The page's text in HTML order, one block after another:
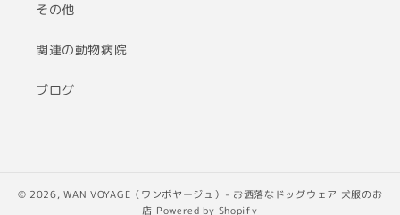
その他
関連の動物病院
ブログ
© 2026,WAN VOYAGE（ワンボヤージュ）- お洒落なドッグウェア 犬服のお
店 Powered by Shopify